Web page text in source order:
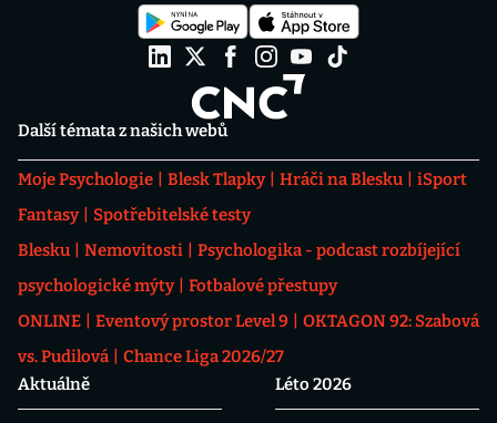
Další témata z našich webů
Moje Psychologie Blesk Tlapky Hráči na Blesku
iSport
Fantasy
Spotřebitelské testy
Blesku
Nemovitosti
Psychologika - podcast rozbíjející
psychologické mýty
Fotbalové přestupy
ONLINE
Eventový prostor Level 9
OKTAGON 92: Szabová
vs. Pudilová
Chance Liga 2026/27
Aktuálně
Léto 2026